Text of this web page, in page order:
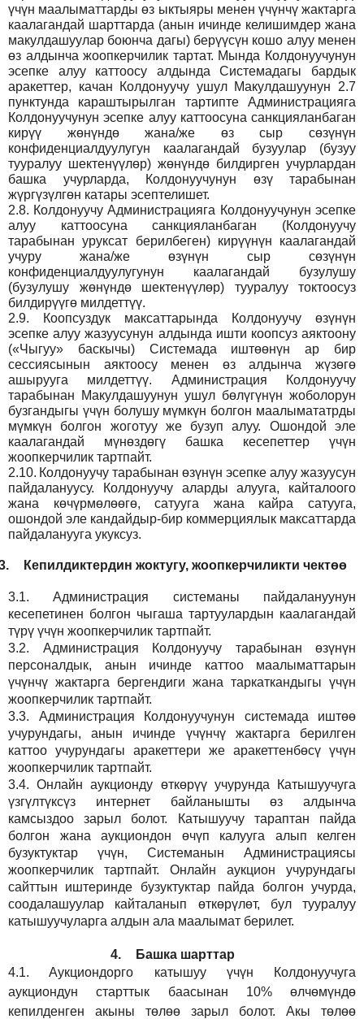
үчүн маалыматтарды өз ыктыяры менен үчүнчү жактарга
каалагандай шарттарда (анын ичинде келишимдер жана
макулдашуулар боюнча дагы) берүүсүн кошо алуу менен
өз алдынча жоопкерчилик тартат. Мында Колдонуучунун
эсепке алуу каттоосу алдында Системадагы бардык
аракеттер, качан Колдонуучу ушул Макулдашуунун 2.7
пунктунда караштырылган тартипте Администрацияга
Колдонуучунун эсепке алуу каттоосуна санкцияланбаган
кирүү жөнүндө жана/же өз сыр сөзүнүн
конфиденциалдуулугун каалагандай бузуулар (бузуу
тууралуу шектенүүлөр) жөнүндө билдирген учурлардан
башка учурларда, Колдонуучунун өзү тарабынан
жүргүзүлгөн катары эсептелишет.
2.8. Колдонуучу Администрацияга Колдонуучунун эсепке
алуу каттоосуна санкцияланбаган (Колдонуучу
тарабынан уруксат берилбеген) кирүүнүн каалагандай
учуру жана/же өзүнүн сыр сөзүнүн
конфиденциалдуулугунун каалагандай бузулушу
(бузулушу жөнүндө шектенүүлөр) тууралуу токтоосуз
билдирүүгө милдеттүү.
2.9.
Коопсуздук максаттарында Колдонуучу өзүнүн
эсепке алуу жазуусунун алдында ишти коопсуз аяктоону
(«Чыгуу» баскычы) Системада иштөөнүн ар бир
сессиясынын аяктоосу менен өз алдынча жүзөгө
ашырууга милдеттүү. Администрация Колдонуучу
тарабынан Макулдашуунун ушул бөлүгүнүн жоболорун
бузгандыгы үчүн болушу мүмкүн болгон маалымататрды
мүмкүн болгон жоготуу же бузуп алуу. Ошондой эле
каалагандай мүнөздөгү башка кесепеттер үчүн
жоопкерчилик тартпайт.
2.10. Колдонуучу тарабынан өзүнүн эсепке алуу жазуусун
пайдалануусу. Колдонуучу аларды алууга, кайталоого
жана көчүрмөлөөгө, сатууга жана кайра сатууга,
ошондой эле кандайдыр-бир коммерциялык максаттарда
пайдаланууга укуксуз.
Кепилдиктердин жоктугу, жоопкерчиликти чектөө
3.1.Администрация системаны пайдалануунун
кесепетинен болгон чыгаша тартуулардын каалагандай
түрү үчүн жоопкерчилик тартпайт.
3.2. Администрация
Колдонуучу тарабынан өзүнүн
персоналдык, анын ичинде каттоо маалыматтарын
үчүнчү жактарга бергендиги жана таркаткандыгы үчүн
жоопкерчилик тартпайт.
3.3. Администрация Колдонуучунун системада иштөө
учурундагы, анын ичинде үчүнчү жактарга берилген
каттоо учурундагы аракеттери же аракеттенбөсү үчүн
жоопкерчилик тартпайт.
3.4.Онлайн аукционду өткөрүү учурунда Катышуучуга
үзгүлтүксүз интернет байланышты өз алдынча
камсыздоозарыл болот.
Катышуучу тараптан пайда
болгон жана аукциондон өчүп калууга алып келген
бузуктуктар үчүн, Системанын Администрациясы
жоопкерчилик тартпайт. Онлайн аукцион учурундагы
сайттын иштеринде бузуктуктар пайда болгон учурда,
соодалашуулар кайталанып өткөрүлөт, бул тууралуу
катышуучуларга алдын ала маалымат берилет.
4.
Башка шарттар
4.1.
Аукциондорго катышуу үчүн Колдонуучуга
аукциондун старттык баасынан 10% өлчөмүндө
кепилденген акыны төлөө зарыл болот. Акы төлөө